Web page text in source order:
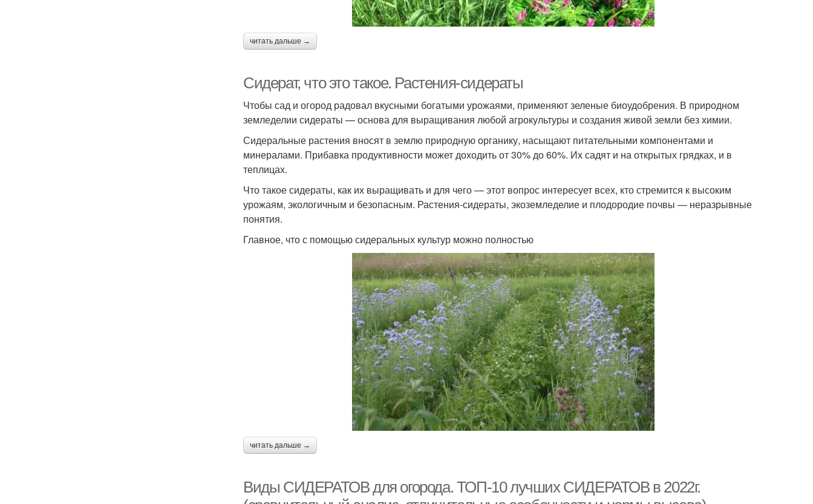
читать дальше →
Сидерат, что это такое. Растения-сидераты
Чтобы сад и огород радовал вкусными богатыми урожаями, применяют зеленые биоудобрения. В природном
земледелии сидераты — основа для выращивания любой агрокультуры и создания живой земли без химии.
Сидеральные растения вносят в землю природную органику, насыщают питательными компонентами и
минералами. Прибавка продуктивности может доходить от 30% до 60%. Их садят и на открытых грядках, и в
теплицах.
Что такое сидераты, как их выращивать и для чего — этот вопрос интересует всех, кто стремится к высоким
урожаям, экологичным и безопасным. Растения-сидераты, экоземледелие и плодородие почвы — неразрывные
понятия.
Главное, что с помощью сидеральных культур можно полностью
читать дальше →
Виды СИДЕРАТОВ для огорода. ТОП-10 лучших СИДЕРАТОВ в 2022г.